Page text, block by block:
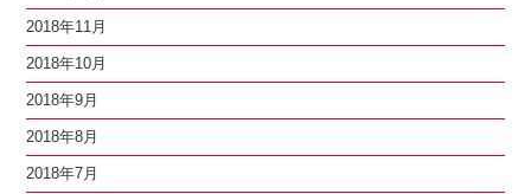
2018年11月
2018年10月
2018年9月
2018年8月
2018年7月